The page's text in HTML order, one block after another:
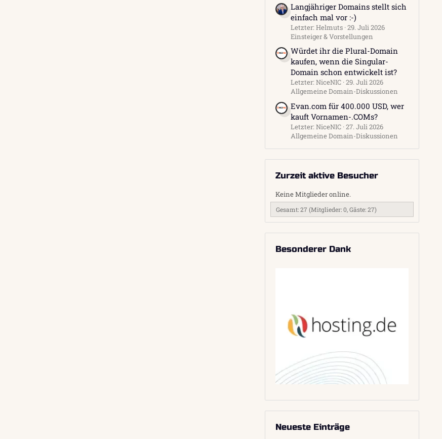
Langjähriger Domains stellt sich
einfach mal vor :-)
Letzter: Helmuts 29. Juli 2026
Einsteiger & Vorstellungen
Würdet ihr die Plural-Domain
kaufen, wenn die Singular-
Domain schon entwickelt ist?
Letzter: NiceNIC 29. Juli 2026
Allgemeine Domain-Diskussionen
Evan.com für 400.000 USD, wer
kauft Vornamen-.COMs?
Letzter: NiceNIC 27. Juli 2026
Allgemeine Domain-Diskussionen
Zurzeit aktive Besucher
Keine Mitglieder online.
Gesamt: 27 (Mitglieder: 0, Gäste: 27)
Besonderer Dank
Neueste Einträge